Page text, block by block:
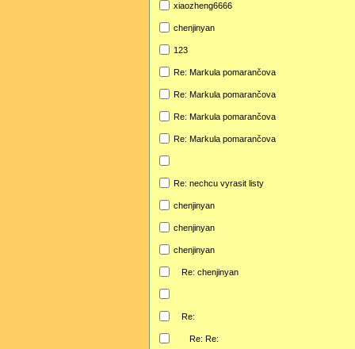
xiaozheng6666
chenjinyan
123
Re: Markula pomarančova
Re: Markula pomarančova
Re: Markula pomarančova
Re: Markula pomarančova
Re: nechcu vyrasit listy
chenjinyan
chenjinyan
chenjinyan
Re: chenjinyan
Re:
Re: Re: